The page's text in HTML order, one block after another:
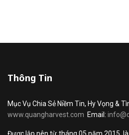
Thông Tin
Mục Vụ Chia Sẻ Niềm Tin, Hy Vọng &
www.quangharvest.com Email: